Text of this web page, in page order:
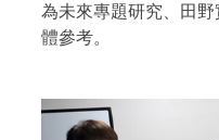
為未來專題研究、田
體參考。